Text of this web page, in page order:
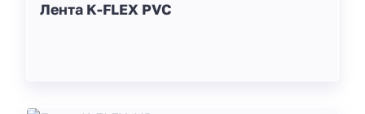
Лента K-FLEX PVC